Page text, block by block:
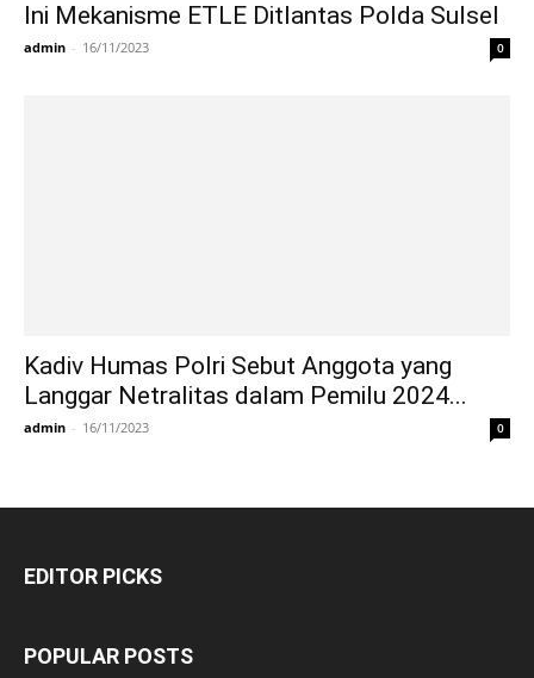
Ini Mekanisme ETLE Ditlantas Polda Sulsel
admin - 16/11/2023 0
Kadiv Humas Polri Sebut Anggota yang
Langgar Netralitas dalam Pemilu 2024...
admin - 16/11/2023 0
EDITOR PICKS
POPULAR POSTS